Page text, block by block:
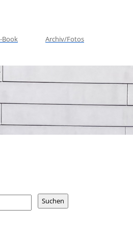
Book Archiv/Fotos